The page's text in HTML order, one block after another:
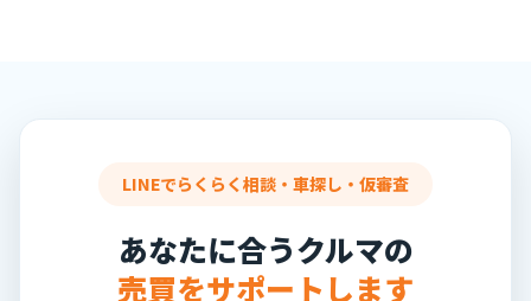
LINEでらくらく相談・車探し・仮審査
あなたに合うクルマの
売買をサポートします